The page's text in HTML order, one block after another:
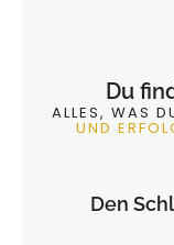
Du
ALLES, WAS
UND
Den